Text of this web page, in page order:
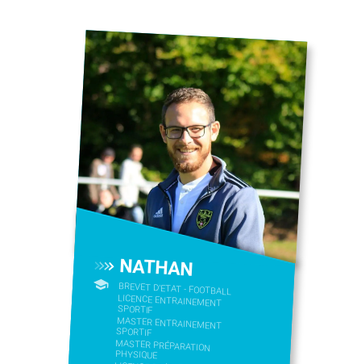
NATHAN
BREVET D'ETAT - FOOTBALL
LICENCE ENTRAINEMENT
SPORTIF
MASTER ENTRAINEMENT
SPORTIF
MASTER PRÉPARATION
PHYSIQUE